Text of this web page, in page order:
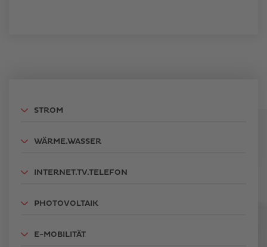
STROM
WÄRME.WASSER
INTERNET.TV.TELEFON
PHOTOVOLTAIK
E-MOBILITÄT